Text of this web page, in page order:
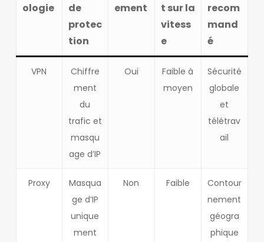
ologie
de
protec
tion
ement
t sur la
vitess
e
recom
mand
é
VPN
Chiffre
ment
du
trafic et
masqu
age d’IP
Oui
Faible à
moyen
Sécurité
globale
et
télétrav
ail
Proxy
Masqua
ge d’IP
unique
ment
Non Faible
Contour
nement
géogra
phique